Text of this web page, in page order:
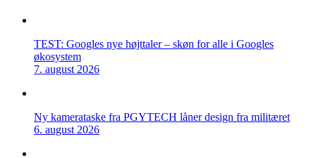
TEST: Googles nye højttaler – skøn for alle i Googles
økosystem
7. august 2026
Ny kamerataske fra PGYTECH låner design fra militæret
6. august 2026